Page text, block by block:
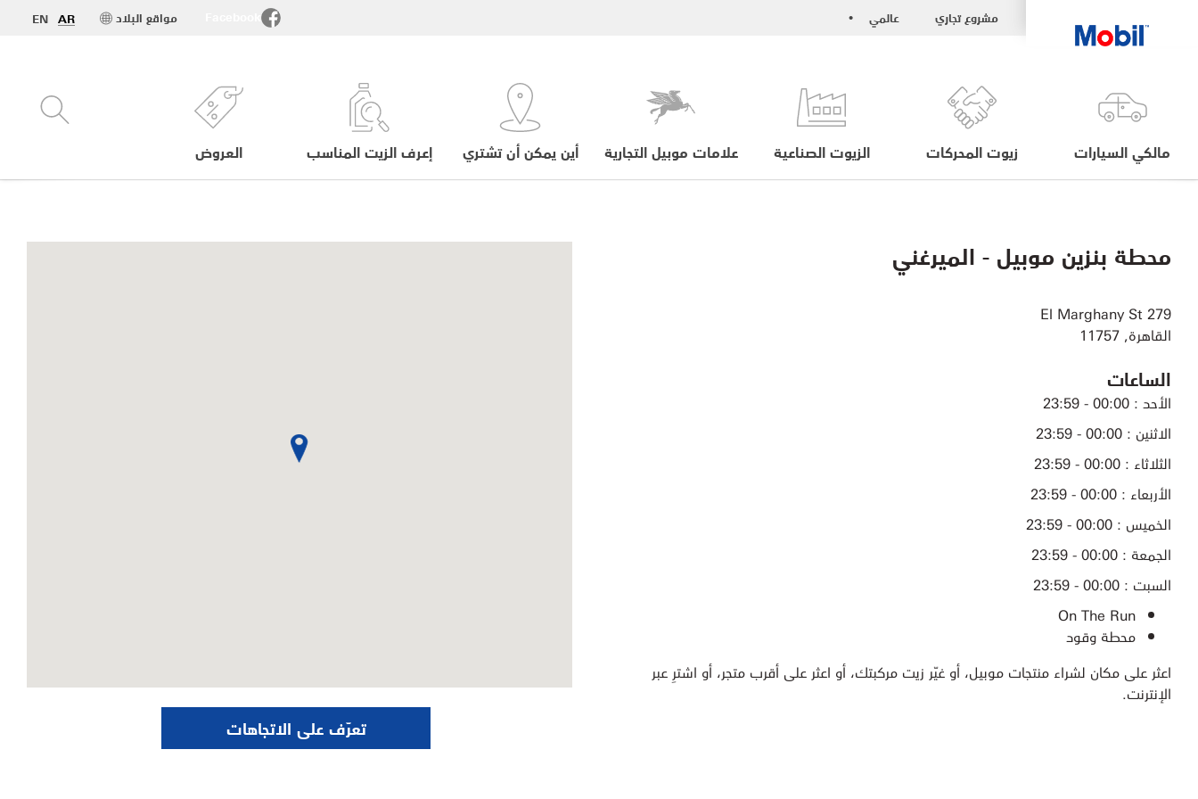
مشروع تجاري • عالمي EN AR مواقع البلاد
العروض إعرف الزيت المناسب أين يمكن أن تشتري علامات موبيل التجارية الزيوت الصناعية زيوت المحركات مالكي السيارات
محطة بنزين موبيل - الميرغني
279 El Marghany St
القاهرة, 11757
الساعات
الأحد : 00:00 - 23:59
الاثنين : 00:00 - 23:59
الثلاثاء : 00:00 - 23:59
الأربعاء : 00:00 - 23:59
الخميس : 00:00 - 23:59
الجمعة : 00:00 - 23:59
السبت : 00:00 - 23:59
On The Run
محطة وقود
اعثر على مكان لشراء منتجات موبيل، أو غيّر زيت مركبتك، أو اعثر على أقرب متجر، أو اشترِ عبر
الإنترنت.
تعرّف على الاتجاهات